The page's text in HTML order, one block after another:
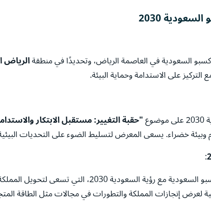
2030
السعودية في العاصمة الرياض، وتحديدًا في منطقةالرياض
التركيز على الاستدامة وحماية البيئة.
"حقبة التغيير: مستقبل الابتكار
خضراء. يسعى المعرض لتسليط الضوء على التحديات
:
يتماشى معرض إكسبو السعودية مع رؤية
إنجازات المملكة والتطورات في مجالات مثل الطاقة